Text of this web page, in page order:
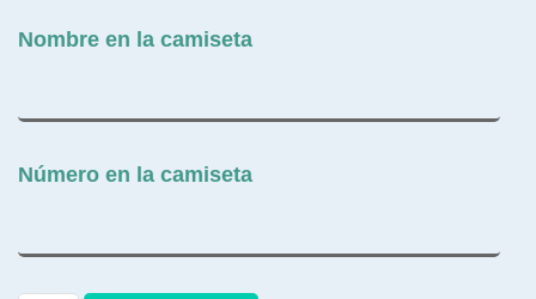
Nombre en la camiseta
Número en la camiseta